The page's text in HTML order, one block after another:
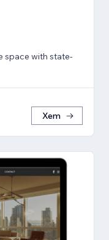
space with state-
Xem